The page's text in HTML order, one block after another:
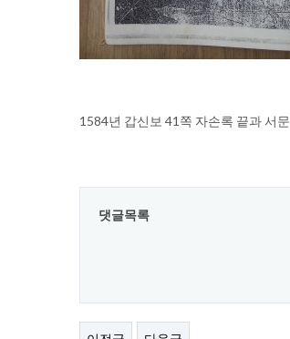
1584년 갑신보 41쪽 자손록 끝과 서문
댓글목록